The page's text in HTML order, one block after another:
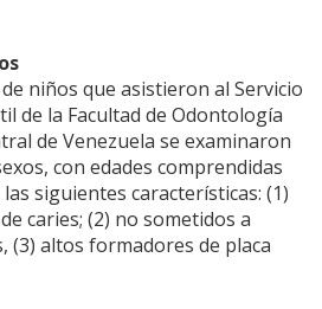
niños que asistieron al Servicio
de la Facultad de Odontología
de Venezuela se examinaron
con edades comprendidas
siguientes características: (1)
caries; (2) no sometidos a
(3) altos formadores de placa